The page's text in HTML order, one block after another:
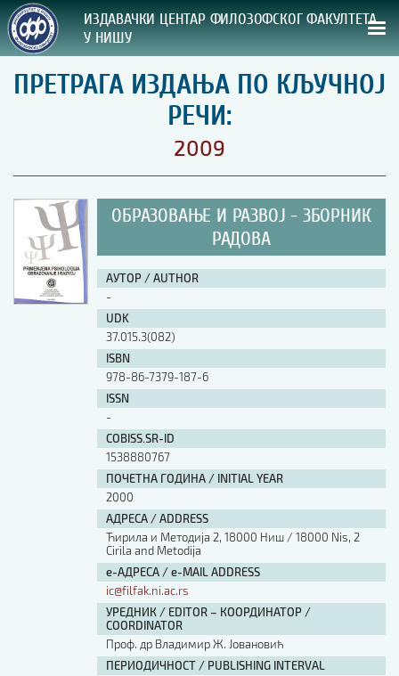
ИЗДАВАЧКИ ЦЕНТАР ФИЛОЗОФСКОГ ФАКУЛТЕТА
У НИШУ
СВА НАША ИЗДАЊА
ВРСТА ИЗДАЊА:
ПРЕГЛЕД
УПУТСТВА
УПУТСТВА
Правилник о издавачкој делатности
Упутство ауторима
Упутство уредницима
Изјава о ауторству
Изјава о лектури
Изјава о коришћењу ауторског дела
Упутство за бирање лиценце
Уговор са аутором
Шаблон прве стране и импресума [B5, ћир]
Шаблон прве стране и импресума [B5, лат]
Шаблон прве стране и импресума [B5, енг]
Етички кодекс
ПРЕТРАГА ИЗДАЊА
Наслов или део наслова
ПРЕТРАГА ИЗДАЊА ПО КЉУЧНОЈ
РЕЧИ:
2009
ОБРАЗОВАЊЕ И РАЗВОЈ - ЗБОРНИК
РАДОВА
АУТОР / AUTHOR
-
UDK
37.015.3(082)
ISBN
978-86-7379-187-6
ISSN
-
COBISS.SR-ID
1538880767
ПОЧЕТНА ГОДИНА / INITIAL YEAR
2000
АДРЕСА / ADDRESS
Ћирила и Методија 2, 18000 Ниш / 18000 Nis, 2
Cirila and Metodija
е-АДРЕСА / e-MAIL ADDRESS
ic@filfak.ni.ac.rs
УРЕДНИК / EDITOR – КООРДИНАТОР /
COORDINATOR
Проф. др Владимир Ж. Јовановић
ПЕРИОДИЧНОСТ / PUBLISHING INTERVAL